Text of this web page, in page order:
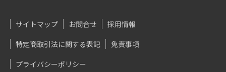
サイトマップ お問合せ
採用情報
特定商取引法に関する表記
免責事項
プライバシーポリシー